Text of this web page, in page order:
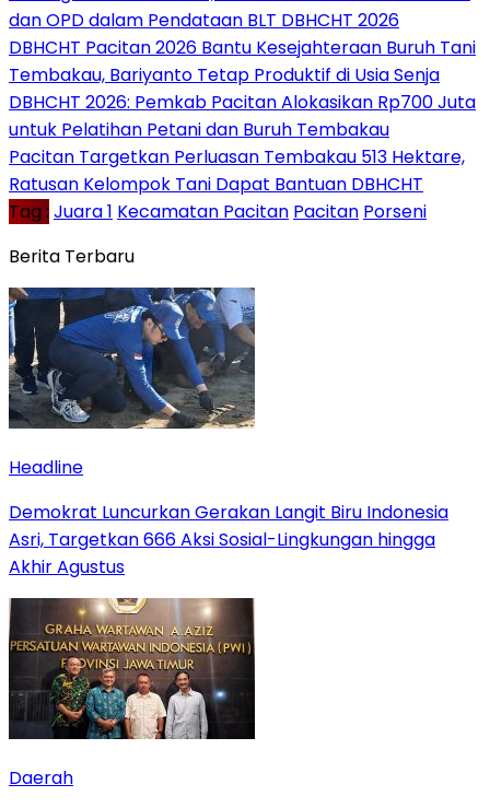
dan OPD dalam Pendataan BLT DBHCHT 2026
DBHCHT Pacitan 2026 Bantu Kesejahteraan Buruh Tani
Tembakau, Bariyanto Tetap Produktif di Usia Senja
DBHCHT 2026: Pemkab Pacitan Alokasikan Rp700 Juta
untuk Pelatihan Petani dan Buruh Tembakau
Pacitan Targetkan Perluasan Tembakau 513 Hektare,
Ratusan Kelompok Tani Dapat Bantuan DBHCHT
Tag : Juara 1 Kecamatan Pacitan Pacitan Porseni
Berita Terbaru
Headline
Demokrat Luncurkan Gerakan Langit Biru Indonesia
Asri, Targetkan 666 Aksi Sosial-Lingkungan hingga
Akhir Agustus
Daerah